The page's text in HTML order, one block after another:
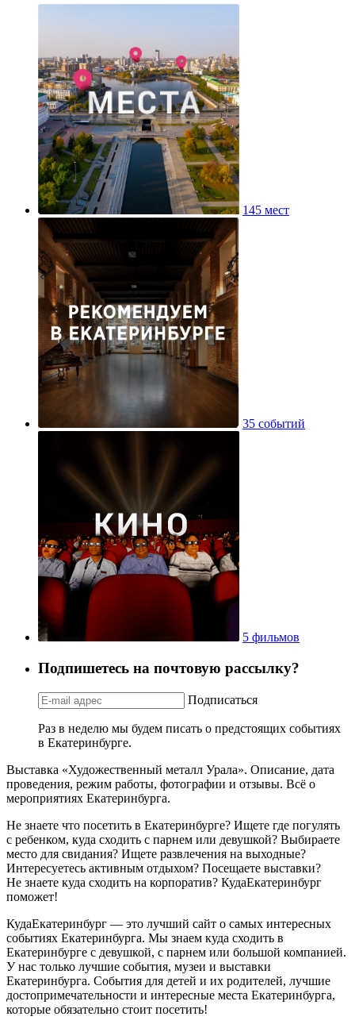
145 мест
35 событий
5 фильмов
Подпишетесь на почтовую рассылку?
Подписаться
Раз в неделю мы будем писать о предстоящих событиях
в Екатеринбурге.
Выставка «Художественный металл Урала». Описание, дата
проведения, режим работы, фотографии и отзывы. Всё о
мероприятиях Екатеринбурга.
Не знаете что посетить в Екатеринбурге? Ищете где погулять
с ребенком, куда сходить с парнем или девушкой? Выбираете
место для свидания? Ищете развлечения на выходные?
Интересуетесь активным отдыхом? Посещаете выставки?
Не знаете куда сходить на корпоратив? КудаЕкатеринбург
поможет!
КудаЕкатеринбург — это лучший сайт о самых интересных
событиях Екатеринбурга. Мы знаем куда сходить в
Екатеринбурге с девушкой, с парнем или большой компанией.
У нас только лучшие события, музеи и выставки
Екатеринбурга. События для детей и их родителей, лучшие
достопримечательности и интересные места Екатеринбурга,
которые обязательно стоит посетить!